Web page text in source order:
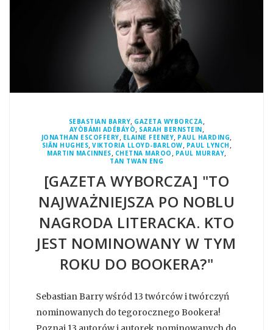
SEBASTIAN BARRY, GAZETA WYBORCZA,
AYÒBÁMI ADÉBÁYÒ, SARAH BERNSTEIN,
JONATHAN ESCOFFERY, ELAINE FEENEY, PAUL HARDING,
SIÂN HUGHES, VIKTORIA LLOYD-BARLOW, PAUL LYNCH ,
MARTIN MACINNES, CHETNA MAROO , PAUL MURRAY,
TAN TWAN ENG
[GAZETA WYBORCZA] "TO
NAJWAŻNIEJSZA PO NOBLU
NAGRODA LITERACKA. KTO
JEST NOMINOWANY W TYM
ROKU DO BOOKERA?"
Sebastian Barry wśród 13 twórców i twórczyń
nominowanych do tegorocznego Bookera!